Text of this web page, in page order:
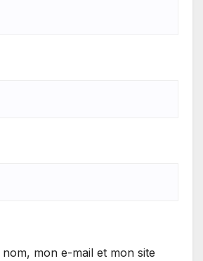
mon e-mail et mon site